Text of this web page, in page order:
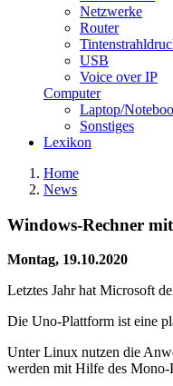
Netzwerke
Router
USB
Voice over IP
Computer
Laptop/
Sonstiges
Lexikon
Home
News
Windows-Rechner
Montag, 19.10.2020
Letztes Jahr hat Microsoft
Die Uno-Plattform ist eine
Unter Linux nutzen die
werden mit Hilfe des Mono-